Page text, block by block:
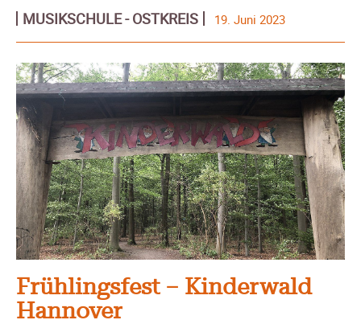
MUSIKSCHULE - OSTKREIS 19. Juni 2023
Frühlingsfest – Kinderwald
Hannover